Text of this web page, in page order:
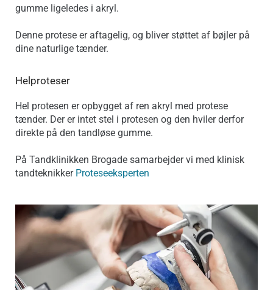
gumme ligeledes i akryl.
Denne protese er aftagelig, og bliver støttet af bøjler på
dine naturlige tænder.
Helproteser
Hel protesen er opbygget af ren akryl med protese
tænder. Der er intet stel i protesen og den hviler derfor
direkte på den tandløse gumme.
På Tandklinikken Brogade samarbejder vi med klinisk
tandteknikker Proteseeksperten